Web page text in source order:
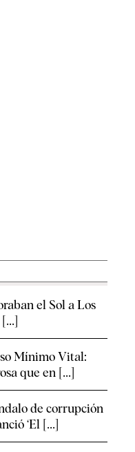
el Sol a Los
Mínimo Vital:
que en [...]
de corrupción
‘El [...]